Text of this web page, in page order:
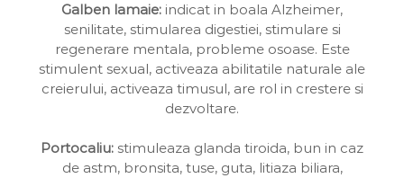
Galben lamaie: indicat in boala Alzheimer,
senilitate, stimularea digestiei, stimulare si
regenerare mentala, probleme osoase. Este
stimulent sexual, activeaza abilitatile naturale ale
creierului, activeaza timusul, are rol in crestere si
dezvoltare.
Portocaliu: stimuleaza glanda tiroida, bun in caz
de astm, bronsita, tuse, guta, litiaza biliara,